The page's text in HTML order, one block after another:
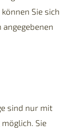
Sie sich
sind nur mit
Sie